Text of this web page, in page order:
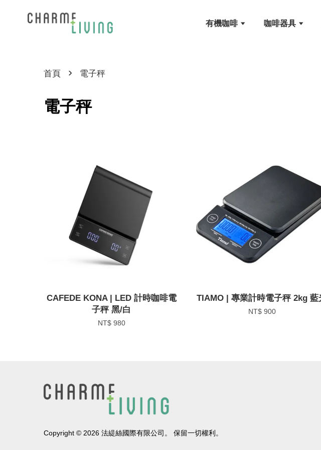
有機咖啡 咖啡器具
首頁 › 電子秤
電子秤
CAFEDE KONA | LED 計時咖啡電
子秤 黑/白
NT$ 980
TIAMO | 專業計時電子秤 2kg 藍
NT$ 900
Copyright © 2026 法緹絲國際有限公司。 保留一切權利。